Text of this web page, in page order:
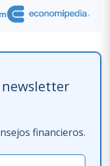
financieros.